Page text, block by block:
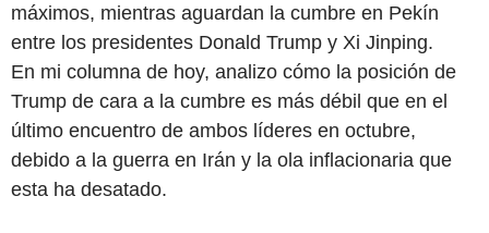
máximos, mientras aguardan la cumbre en Pekín
entre los presidentes Donald Trump y Xi Jinping.
En mi columna de hoy, analizo cómo la posición de
Trump de cara a la cumbre es más débil que en el
último encuentro de ambos líderes en octubre,
debido a la guerra en Irán y la ola inflacionaria que
esta ha desatado.